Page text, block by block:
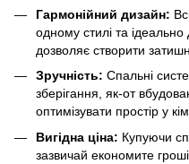
Гармонійний дизайн:
одному стилі та
дозволяє створити
Зручність: Спальні
зберігання, як-от
оптимізувати простір у
Вигідна ціна: Купуючи
зазвичай економите